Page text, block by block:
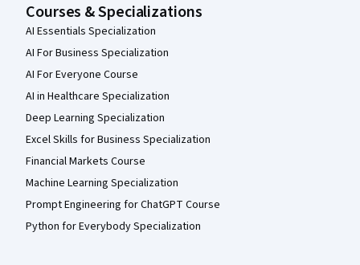
Courses & Specializations
AI Essentials Specialization
AI For Business Specialization
AI For Everyone Course
AI in Healthcare Specialization
Deep Learning Specialization
Excel Skills for Business Specialization
Financial Markets Course
Machine Learning Specialization
Prompt Engineering for ChatGPT Course
Python for Everybody Specialization